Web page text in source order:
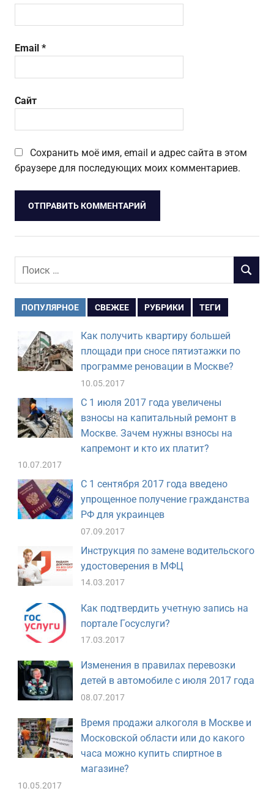
Email *
Сайт
Сохранить моё имя, email и адрес сайта в этом
браузере для последующих моих комментариев.
Поиск
ПОИСК
ПОПУЛЯРНОЕ СВЕЖЕЕ РУБРИКИ ТЕГИ
Как получить квартиру большей
площади при сносе пятиэтажки по
программе реновации в Москве?
10.05.2017
С 1 июля 2017 года увеличены
взносы на капитальный ремонт в
Москве. Зачем нужны взносы на
капремонт и кто их платит?
10.07.2017
С 1 сентября 2017 года введено
упрощенное получение гражданства
РФ для украинцев
07.09.2017
Инструкция по замене водительского
удостоверения в МФЦ
14.03.2017
Как подтвердить учетную запись на
портале Госуслуги?
17.03.2017
Изменения в правилах перевозки
детей в автомобиле с июля 2017 года
08.07.2017
Время продажи алкоголя в Москве и
Московской области или до какого
часа можно купить спиртное в
магазине?
10.05.2017